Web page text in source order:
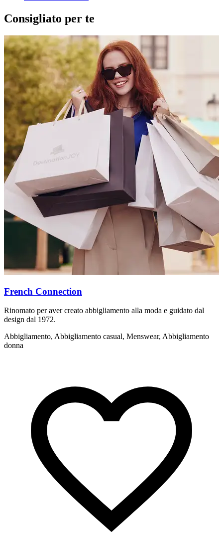
Consigliato per te
French Connection
Rinomato per aver creato abbigliamento alla moda e guidato dal
design dal 1972.
Abbigliamento, Abbigliamento casual, Menswear, Abbigliamento
donna